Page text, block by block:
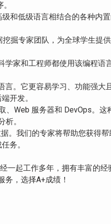
和低级语言相结合的各种内
掘专家团队，为全球学生提
学家和工程师都使用该编程语
。它更容易学习、功能强大
开发。
、Web 服务器和 DevOps。这
。
。我们的专家将帮助您获得帮
务。
一起工作多年，拥有丰富的经
，选择A+成绩！